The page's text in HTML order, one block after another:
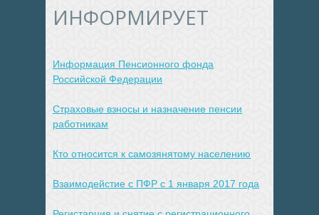
ИНФОРМИРУЕТ
Информация Пенсионного фонда
Российской Федерации
Страховые взносы и назначение пенсии
работникам
Кто относится к самозянятому населению
Взаимодейстие с ПФР с 1 января 2017 года